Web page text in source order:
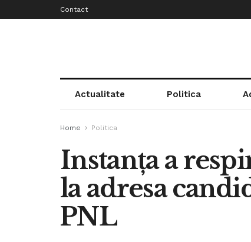
Contact
Actualitate Politica
Home Politica
Instanța a
la adresa
PNL